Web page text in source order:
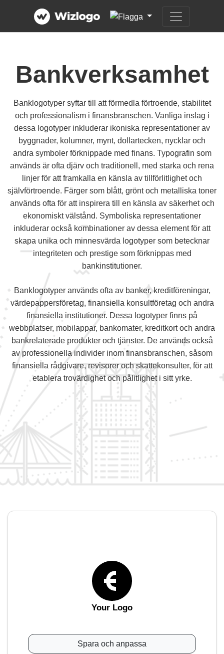
Bankverksamhet
Banklogotyper syftar till att förmedla förtroende, stabilitet
och professionalism i finansbranschen. Vanliga inslag i
dessa logotyper inkluderar ikoniska representationer av
byggnader, kolumner, mynt, dollartecken, nycklar och
andra symboler förknippade med finans. Typografin som
används är ofta djärv och traditionell, med starka och rena
linjer för att framkalla en känsla av tillförlitlighet och
självförtroende. Färger som blått, grönt och metalliska toner
används ofta för att inspirera till en känsla av säkerhet och
ekonomiskt välstånd. Symboliska representationer
inkluderar också kombinationer av dessa element för att
skapa unika och minnesvärda logotyper som betecknar
integriteten och prestige som förknippas med
bankinstitutioner.
Banklogotyper används ofta av banker, kreditföreningar,
värdepappersföretag, finansiella konsultföretag och andra
finansiella institutioner. Dessa logotyper finns på
webbplatser, mobilappar, bankomater, kreditkort och andra
bankrelaterade produkter och tjänster. De används också
av professionella individer inom finansbranschen, såsom
finansiella rådgivare, revisorer och skattekonsulter, för att
etablera trovärdighet och pålitlighet i sitt yrke.
Your Logo
Spara och anpassa